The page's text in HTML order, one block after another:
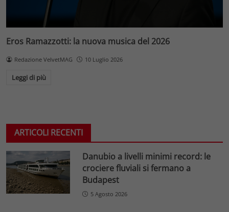
Eros Ramazzotti: la nuova musica del 2026
Redazione VelvetMAG 10 Luglio 2026
Leggi di più
ARTICOLI RECENTI
Danubio a livelli minimi record: le
crociere fluviali si fermano a
Budapest
5 Agosto 2026